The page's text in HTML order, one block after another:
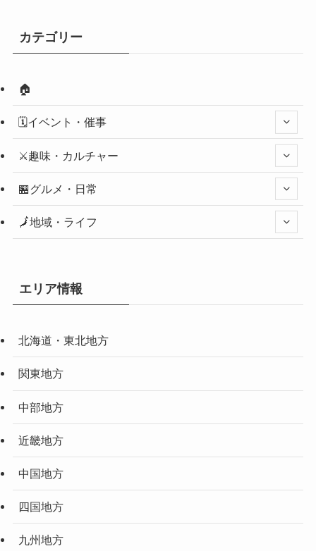
カテゴリー
🏠
🗓️イベント・催事
⚔️趣味・カルチャー
🏪グルメ・日常
🗾地域・ライフ
エリア情報
北海道・東北地方
関東地方
中部地方
近畿地方
中国地方
四国地方
九州地方